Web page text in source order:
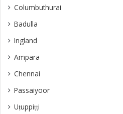
Columbuthurai
Badulla
Ingland
Ampara
Chennai
Passaiyoor
Uṭuppiṭṭi